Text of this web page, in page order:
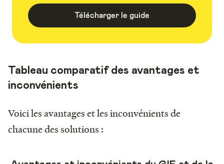
Télécharger le guide
Tableau comparatif des avantages et
inconvénients
Voici les avantages et les inconvénients de
chacune des solutions :